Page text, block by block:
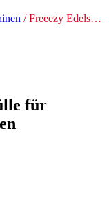
/ Freeezy Edelstahltülle für Softeismaschinen
für